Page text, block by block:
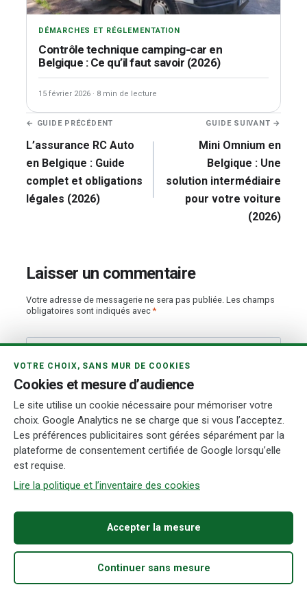
DÉMARCHES ET RÉGLEMENTATION
Contrôle technique camping-car en
Belgique : Ce qu’il faut savoir (2026)
15 février 2026 · 8 min de lecture
Navigation
de
l’article
← GUIDE PRÉCÉDENT
L’assurance RC Auto
en Belgique : Guide
complet et obligations
légales (2026)
GUIDE SUIVANT →
Mini Omnium en
Belgique : Une
solution intermédiaire
pour votre voiture
(2026)
Laisser un commentaire
Votre adresse de messagerie ne sera pas publiée. Les champs
obligatoires sont indiqués avec*
Name*
Accueil Acheter Fiabilité Démarches Recherche
VOTRE CHOIX, SANS MUR DE COOKIES
Cookies et mesure d’audience
Le site utilise un cookie nécessaire pour mémoriser votre
choix. Google Analytics ne se charge que si vous l’acceptez.
Les préférences publicitaires sont gérées séparément par la
plateforme de consentement certifiée de Google lorsqu’elle
est requise.
Lire la politique et l’inventaire des cookies
Accepter la mesure
Continuer sans mesure